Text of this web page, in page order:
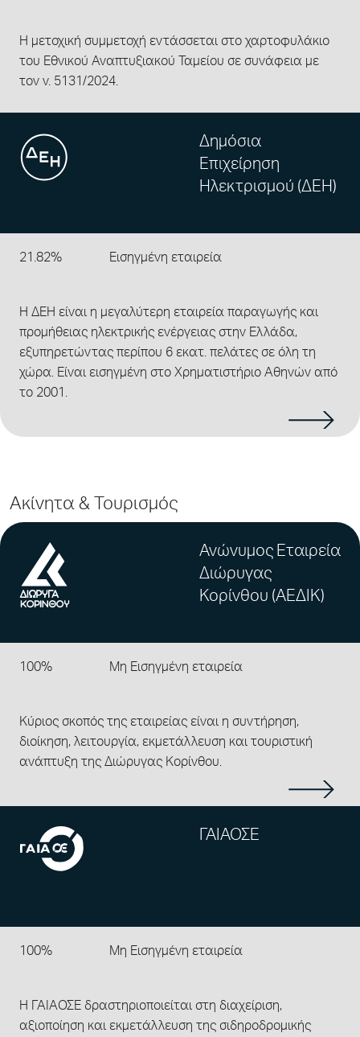
Η μετοχική συμμετοχή εντάσσεται στο χαρτοφυλάκιο
του Εθνικού Αναπτυξιακού Ταμείου σε συνάφεια με
τον ν. 5131/2024.
Δημόσια
Επιχείρηση
Ηλεκτρισμού (ΔΕΗ)
21.82% Εισηγμένη εταιρεία
H ΔΕΗ είναι η μεγαλύτερη εταιρεία παραγωγής και
προμήθειας ηλεκτρικής ενέργειας στην Ελλάδα,
εξυπηρετώντας περίπου 6 εκατ. πελάτες σε όλη τη
χώρα. Είναι εισηγμένη στο Χρηματιστήριο Αθηνών από
το 2001.
Ακίνητα & Τουρισμός
Ανώνυμος Εταιρεία
Διώρυγας
Κορίνθου (ΑΕΔΙΚ)
100% Μη Εισηγμένη εταιρεία
Κύριος σκοπός της εταιρείας είναι η συντήρηση,
διοίκηση, λειτουργία, εκμετάλλευση και τουριστική
ανάπτυξη της Διώρυγας Κορίνθου.
ΓΑΙΑΟΣΕ
100% Μη Εισηγμένη εταιρεία
Η ΓΑΙΑΟΣΕ δραστηριοποιείται στη διαχείριση,
αξιοποίηση και εκμετάλλευση της σιδηροδρομικής